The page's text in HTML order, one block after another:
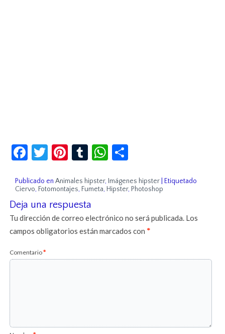
Facebook
Twitter
Pinterest
TumblrWhatsApp
Publicado en Animales hipster, Imágenes hipster
Etiquetado
Ciervo, Fotomontajes, Fumeta, Hipster, Photoshop
Deja una respuesta
Tu dirección de correo electrónico no será publicada. Los
campos obligatorios están marcados con*
Comentario*